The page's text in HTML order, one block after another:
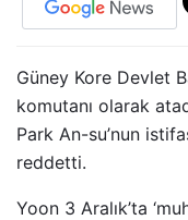
Güney Kore Devlet
komutanı olarak
Park An-su’nun
reddetti.
Yoon 3 Aralık’ta